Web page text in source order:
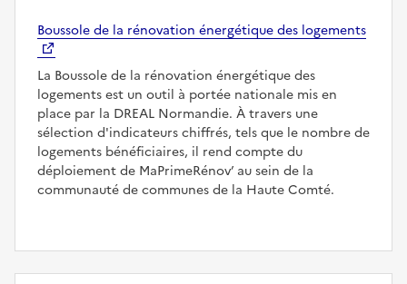
Boussole de la rénovation énergétique des logements
La Boussole de la rénovation énergétique des
logements est un outil à portée nationale mis en
place par la DREAL Normandie. À travers une
sélection d'indicateurs chiffrés, tels que le nombre de
logements bénéficiaires, il rend compte du
déploiement de MaPrimeRénov’ au sein de la
communauté de communes de la Haute Comté.